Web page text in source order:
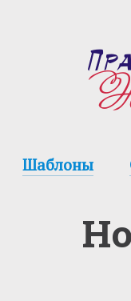
Шаблоны